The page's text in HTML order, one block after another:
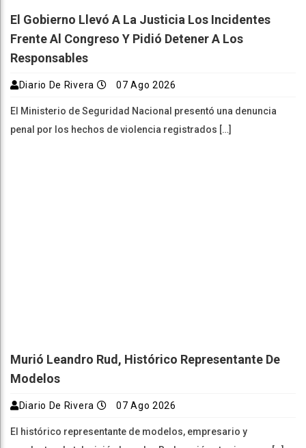
El Gobierno Llevó A La Justicia Los Incidentes
Frente Al Congreso Y Pidió Detener A Los
Responsables
Diario De Rivera 07 Ago 2026
El Ministerio de Seguridad Nacional presentó una denuncia
penal por los hechos de violencia registrados […]
Murió Leandro Rud, Histórico Representante De
Modelos
Diario De Rivera 07 Ago 2026
El histórico representante de modelos, empresario y